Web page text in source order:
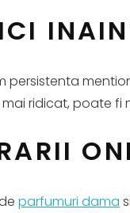
persistenta
ridicat, poate
parfumuri dama si